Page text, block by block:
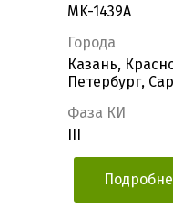
MK-1439A
Города
Казань,
Петербург,
Фаза КИ